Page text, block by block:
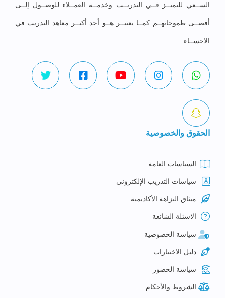
الســعي للتميــز فــي التدريــب وخدمــة العمــلاء للوصــول إلــى
أقصــى طموحاتهــم كمــا يعتبــر هــو أحد أكبــر معاهد التدريب في
الاحســاء.
الحقوق والخصوصية
السياسات العامة
سياسات التدريب الإلكتروني
ميثاق النزاهة الأكاديمية
الاسئلة الشائعة
سياسة الخصوصية
دليل الاختبارات
سياسة الحضور
الشروط والأحكام